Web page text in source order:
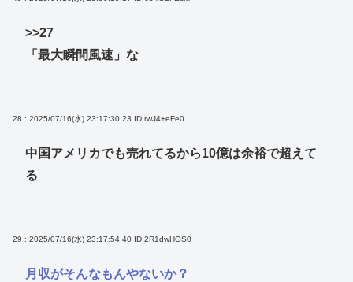
>>27
「最大瞬間風速」な
28 : 2025/07/16(水) 23:17:30.23 ID:rwJ4+eFe0
中国アメリカでも売れてるから10億は余裕で超えて
る
29 : 2025/07/16(水) 23:17:54.40 ID:2R1dwHOS0
月収がそんなもんやないか？